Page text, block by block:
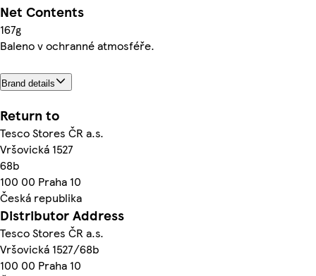
Net Contents
167g
Baleno v ochranné atmosféře.
Brand details
Return to
Tesco Stores ČR a.s.
Vršovická 1527
68b
100 00 Praha 10
Česká republika
Distributor Address
Tesco Stores ČR a.s.
Vršovická 1527/68b
100 00 Praha 10